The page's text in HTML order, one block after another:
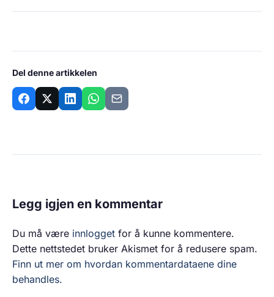
Del denne artikkelen
Legg igjen en kommentar
Du må være innlogget for å kunne kommentere.
Dette nettstedet bruker Akismet for å redusere spam.
Finn ut mer om hvordan kommentardataene dine
behandles.